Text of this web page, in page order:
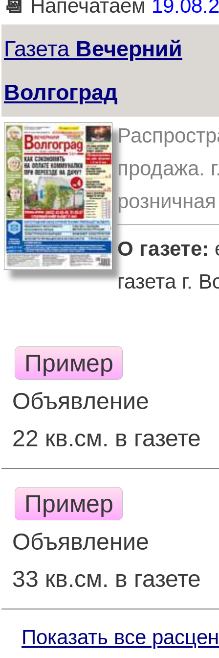
📆 Напечатаем
Газета Вечерний
Волгоград
продажа.
О газете:
газета г.
Пример
Объявление
22 кв.см. в газете
Пример
Объявление
33 кв.см. в газете
Показать все